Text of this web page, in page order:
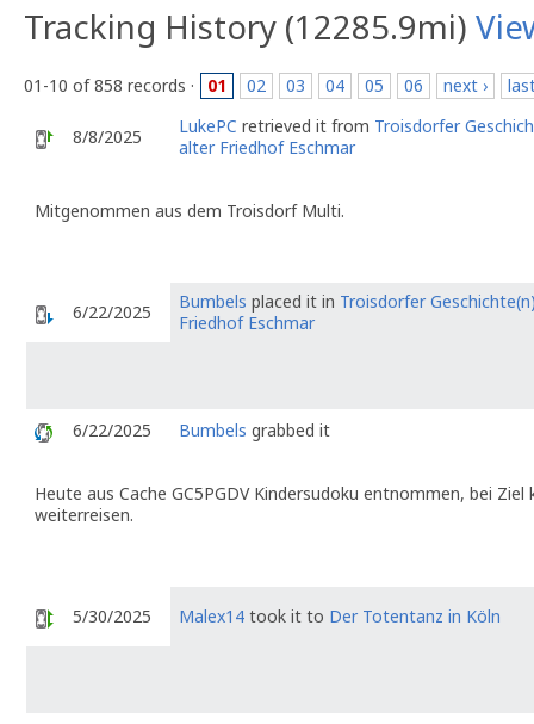
Tracking History (12285.9mi)
01-10 of 858 records · 01 02 03 04 05 06 next ›
8/8/2025 LukePC retrieved it from Troisdorfer
alter Friedhof Eschmar
Mitgenommen aus dem Troisdorf Multi.
6/22/2025 Bumbels placed it in Troisdorfer
Friedhof Eschmar
6/22/2025 Bumbels grabbed it
Heute aus Cache GC5PGDV Kindersudoku entnommen, bei
weiterreisen.
5/30/2025 Malex14 took it to Der Totentanz in Köln